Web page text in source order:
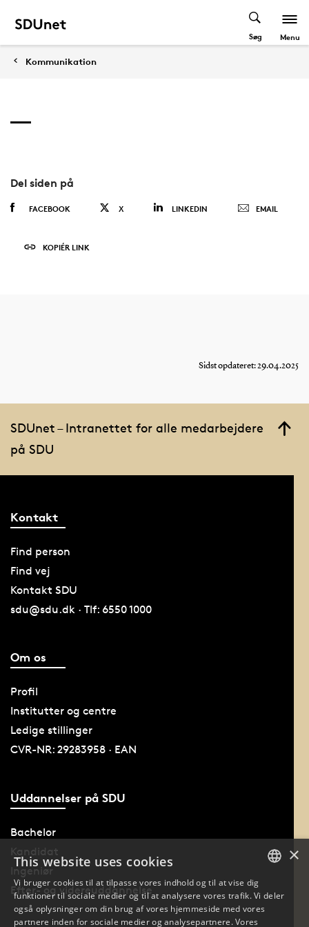
Søg Menu
Kommunikation
Del siden på
FACEBOOK X LINKEDIN EMAIL
KOPIÉR LINK
Sidst opdateret: 29.04.2025
SDUnet – Intranettet for alle medarbejdere
på SDU
Kontakt
Find person
Find vej
Kontakt SDU
sdu@sdu.dk · Tlf: 6550 1000
Om os
Profil
Institutter og centre
Ledige stillinger
CVR-NR: 29283958 · EAN
Uddannelser på SDU
Bachelor
Kandidat
Ingeniør
Efter- og videreuddannelse
DANISH
×
This website uses cookies
Vi bruger cookies til at tilpasse vores indhold og til at vise dig
funktioner til sociale medier og til at analysere vores trafik. Vi deler
også oplysninger om din brug af vores hjemmeside med vores
partnere inden for sociale medier og analysepartnere. Vores